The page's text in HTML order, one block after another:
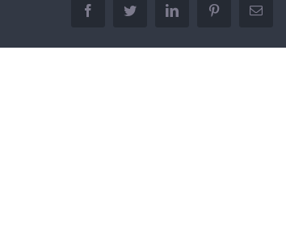
facebooktwitter linkedin pinterestEmail